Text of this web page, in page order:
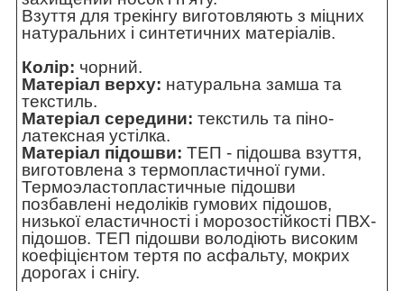
Взуття для трекінгу виготовляють з міцних
натуральних і синтетичних матеріалів.
Колір: чорний.
Матеріал верху: натуральна замша та
текстиль.
Матеріал середини: текстиль та піно-
латексная устілка.
Матеріал підошви: ТЕП - підошва взуття,
виготовлена з термопластичної гуми.
Термоэластопластичные підошви
позбавлені недоліків гумових підошов,
низької еластичності і морозостійкості ПВХ-
підошов. ТЕП підошви володіють високим
коефіцієнтом тертя по асфальту, мокрих
дорогах і снігу.